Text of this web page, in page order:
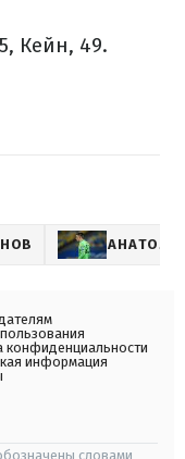
Кейн, 49.
конфиденциальности
информация
словами